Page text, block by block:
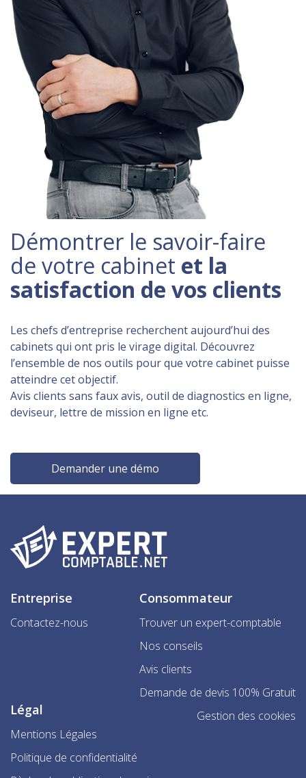
Démontrer le savoir-faire
de votre cabinet et la
satisfaction de vos clients
Les chefs d’entreprise recherchent aujourd’hui des
cabinets qui ont pris le virage digital. Découvrez
l’ensemble de nos outils pour que votre cabinet puisse
atteindre cet objectif.
Avis clients sans faux avis, outil de diagnostics en ligne,
deviseur, lettre de mission en ligne etc.
Demander une démo
Entreprise
Contactez-nous
Consommateur
Trouver un expert-comptable
Nos conseils
Avis clients
Demande de devis 100% Gratuit
Légal
Mentions Légales
Politique de confidentialité
Gestion des cookies